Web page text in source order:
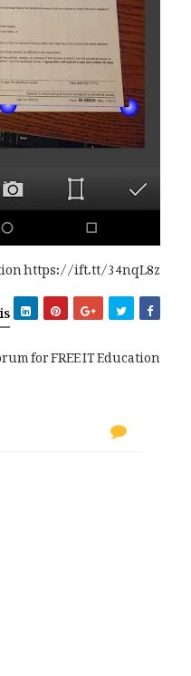
https://ift.tt/34nqL8z
for FREE IT Education